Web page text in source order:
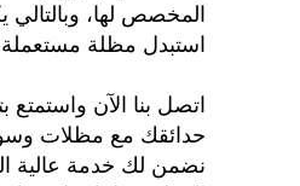
المخصص لها، وبالتالي
استبدل مظلة
اتصل بنا الآن واستمتع
حدائقك مع مظلات
نضمن لك خدمة عالية